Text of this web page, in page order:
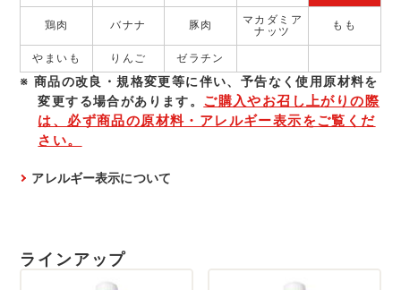
鶏肉 バナナ 豚肉
マカダミア
ナッツ
もも
やまいも りんご ゼラチン
商品の改良・規格変更等に伴い、予告なく使⽤原材料を
変更する場合があります。 ご購入やお召し上がりの際
は、必ず商品の原材料・アレルギー表示をご覧くだ
さい。
アレルギー表示について
ラインアップ